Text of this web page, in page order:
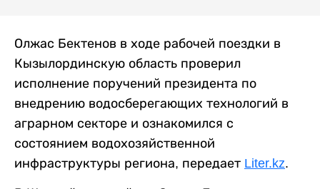
Олжас Бектенов в ходе рабочей поездки в
Кызылординскую область проверил
исполнение поручений президента по
внедрению водосберегающих технологий в
аграрном секторе и ознакомился с
состоянием водохозяйственной
инфраструктуры региона, передает Liter.kz.